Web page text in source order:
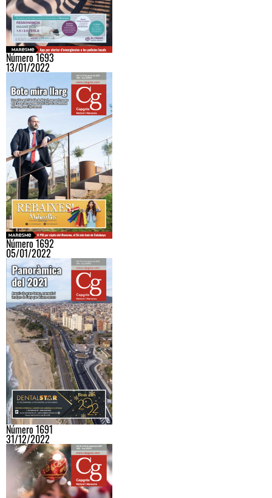
Número 1693
13/01/2022
Número 1692
05/01/2022
Número 1691
31/12/2022